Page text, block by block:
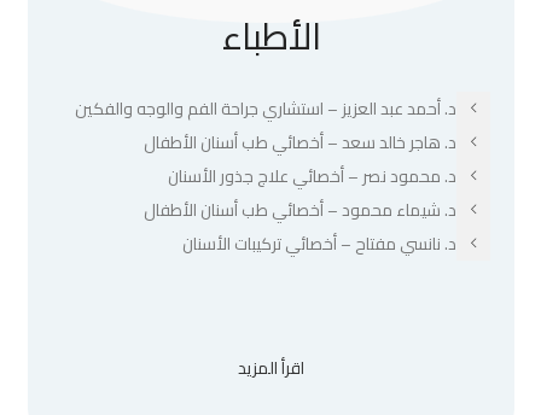
الأطباء
د. أحمد عبد العزيز – استشاري جراحة الفم والوجه والفكين
د. هاجر خالد سعد – أخصائي طب أسنان الأطفال
د. محمود نصر – أخصائي علاج جذور الأسنان
د. شيماء محمود – أخصائي طب أسنان الأطفال
د. نانسي مفتاح – أخصائي تركيبات الأسنان
اقرأ المزيد